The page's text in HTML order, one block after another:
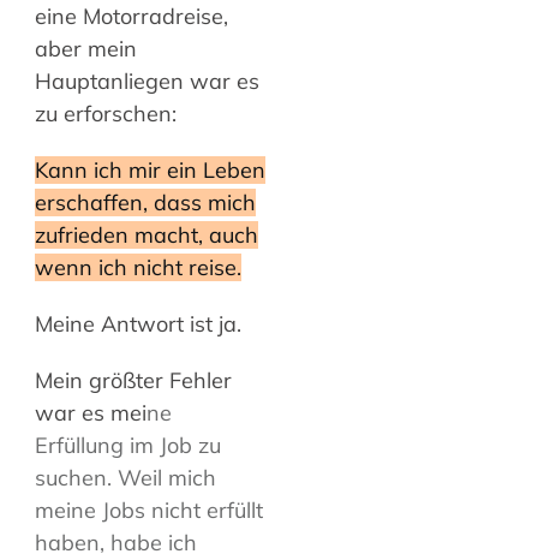
eine Motorradreise,
aber mein
Hauptanliegen war es
zu erforschen:
Kann ich mir ein Leben
erschaffen, dass mich
zufrieden macht, auch
wenn ich nicht reise.
Meine Antwort ist ja.
Mein größter Fehler
war es meine
Erfüllung im Job zu
suchen. Weil mich
meine Jobs nicht erfüllt
haben, habe ich